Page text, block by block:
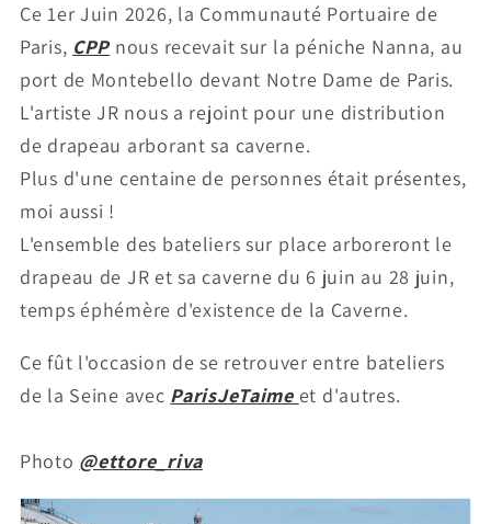
Ce 1er Juin 2026, la Communauté Portuaire de
Paris, CPP nous recevait sur la péniche Nanna, au
port de Montebello devant Notre Dame de Paris.
L'artiste JR nous a rejoint pour une distribution
de drapeau arborant sa caverne.
Plus d'une centaine de personnes était présentes,
moi aussi !
L'ensemble des bateliers sur place arboreront le
drapeau de JR et sa caverne du 6 juin au 28 juin,
temps éphémère d'existence de la Caverne.
Ce fût l'occasion de se retrouver entre bateliers
de la Seine avec ParisJeTaime et d'autres.
Photo @ettore_riva